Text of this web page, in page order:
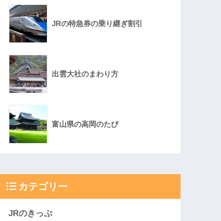
JRの特急券の乗り継ぎ割引
出雲大社のまわり方
富山県の高岡のたび
カテゴリー
JRのきっぷ